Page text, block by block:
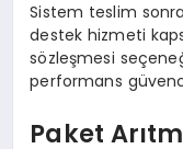
Sistem teslim
destek hizmeti
sözleşmesi
performans
Paket